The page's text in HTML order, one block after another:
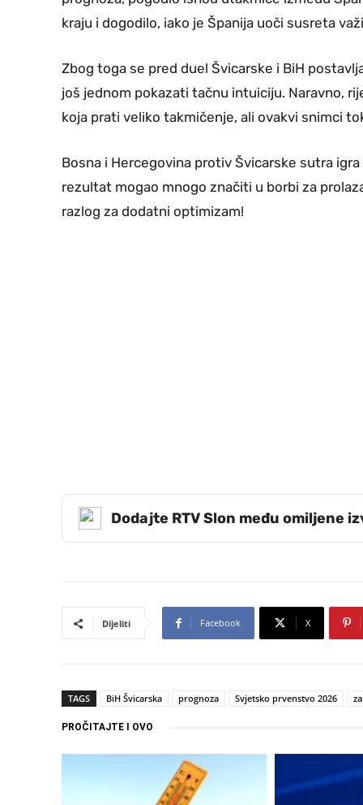
kraju i dogodilo, iako je Španija uoči susreta
Zbog toga se pred duel Švicarske i BiH
još jednom pokazati tačnu intuiciju. Naravno,
koja prati veliko takmičenje, ali ovakvi snimci
Bosna i Hercegovina protiv Švicarske sutra
rezultat mogao mnogo značiti u borbi za
razlog za dodatni optimizam!
Dodajte RTV Slon među omiljene
Dijeliti Facebook X
TAGS BiH Švicarska prognoza Svjetsko prvenstvo 2026
PROČITAJTE I OVO